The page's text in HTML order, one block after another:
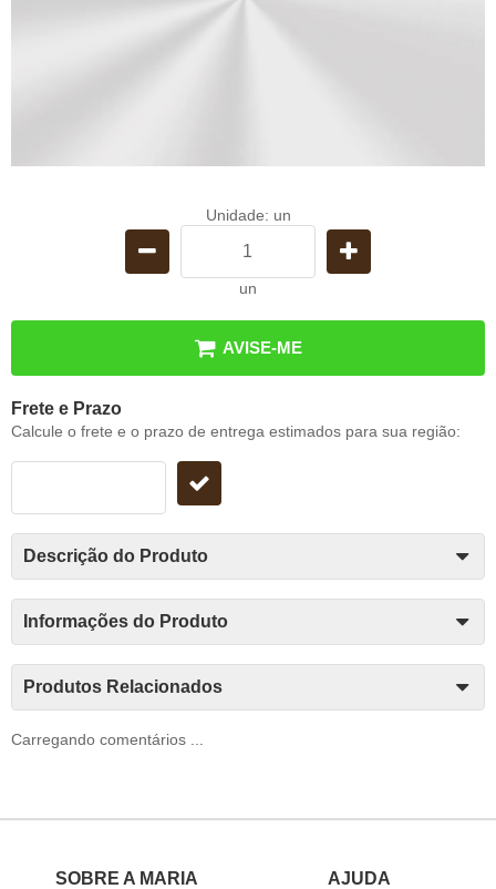
Unidade: un
un
AVISE-ME
Frete e Prazo
Calcule o frete e o prazo de entrega estimados para sua região:
Descrição do Produto
Informações do Produto
Produtos Relacionados
Carregando comentários ...
SOBRE A MARIA
AJUDA